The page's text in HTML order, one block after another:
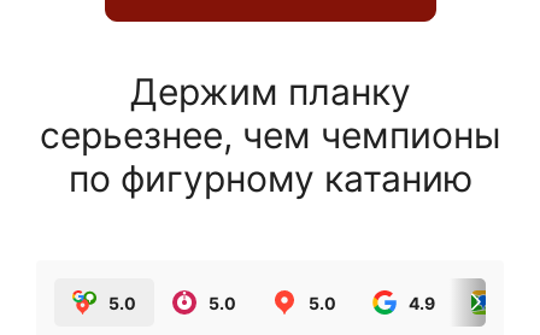
Держим планку
серьезнее, чем чемпионы
по фигурному катанию
5.0 5.0 5.0 4.9